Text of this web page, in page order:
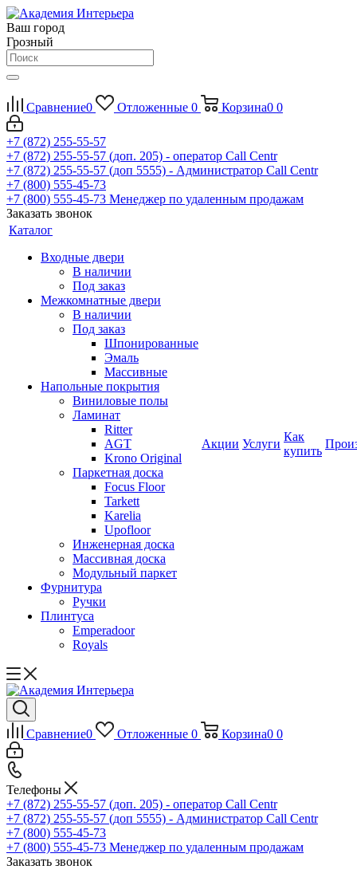
Ваш город
Грозный
Сравнение0 Отложенные 0 Корзина0 0
+7 (872) 255-55-57
+7 (872) 255-55-57 (доп. 205) - оператор Call Centr
+7 (872) 255-55-57 (доп 5555) - Администратор Call Centr
+7 (800) 555-45-73
+7 (800) 555-45-73 Менеджер по удаленным продажам
Заказать звонок
Каталог
Входные двери
В наличии
Под заказ
Межкомнатные двери
В наличии
Под заказ
Шпонированные
Эмаль
Массивные
Напольные покрытия
Виниловые полы
Ламинат
Ritter
AGT
Krono Original
Паркетная доска
Focus Floor
Tarkett
Karelia
Upofloor
Инженерная доска
Массивная доска
Модульный паркет
Фурнитура
Ручки
Плинтуса
Emperadoor
Royals
Акции Услуги
Как
купить
Сравнение0 Отложенные 0 Корзина0 0
Телефоны
+7 (872) 255-55-57 (доп. 205) - оператор Call Centr
+7 (872) 255-55-57 (доп 5555) - Администратор Call Centr
+7 (800) 555-45-73
+7 (800) 555-45-73 Менеджер по удаленным продажам
Заказать звонок